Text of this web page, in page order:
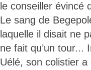
le conseiller évincé
Le sang de
laquelle il disait ne
ne fait qu’un tour...
Uélé, son colistier